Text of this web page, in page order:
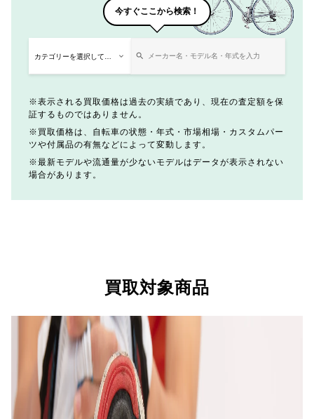
今すぐここから検索！
表示される買取価格は過去の実績であり、現在の査定額を保
証するものではありません。
買取価格は、自転車の状態・年式・市場相場・カスタムパー
ツや付属品の有無などによって変動します。
最新モデルや流通量が少ないモデルはデータが表示されない
場合があります。
買取対象商品